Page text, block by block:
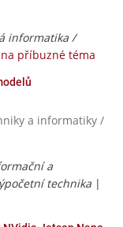
informatika /
na příbuzné téma
a informatiky /
a
technika |